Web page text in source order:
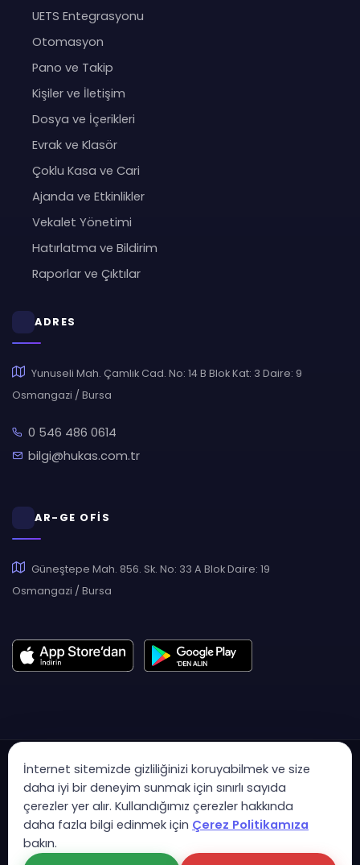
UETS Entegrasyonu
Otomasyon
Pano ve Takip
Kişiler ve İletişim
Dosya ve İçerikleri
Evrak ve Klasör
Çoklu Kasa ve Cari
Ajanda ve Etkinlikler
Vekalet Yönetimi
Hatırlatma ve Bildirim
Raporlar ve Çıktılar
ADRES
Yunuseli Mah. Çamlık Cad. No: 14 B Blok Kat: 3 Daire: 9
Osmangazi / Bursa
0 546 486 0614
bilgi@hukas.com.tr
AR-GE OFİS
Güneştepe Mah. 856. Sk. No: 33 A Blok Daire: 19
Osmangazi / Bursa
Copyright © 2007 - 2026 Hukas | Hukuk Asistan • Tüm Hakları
Saklıdır
KVK Aydınlatma MetniGizlilik PolitikasıGüvenlik Sözleşmesi
İnternet sitemizde gizliliğinizi koruyabilmek ve size
daha iyi bir deneyim sunmak için sınırlı sayıda
çerezler yer alır. Kullandığımız çerezler hakkında
daha fazla bilgi edinmek için Çerez Politikamıza
bakın.